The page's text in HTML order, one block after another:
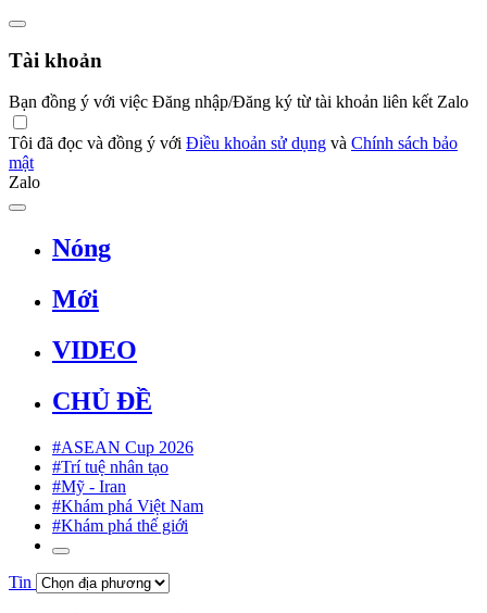
Tài khoản
Bạn đồng ý với việc Đăng nhập/Đăng ký từ tài khoản liên kết Zalo
Tôi đã đọc và đồng ý với Điều khoản sử dụng và Chính sách bảo
mật
Zalo
Nóng
Mới
VIDEO
CHỦ ĐỀ
#ASEAN Cup 2026
#Trí tuệ nhân tạo
#Mỹ - Iran
#Khám phá Việt Nam
#Khám phá thế giới
Tin